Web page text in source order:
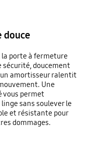
douce
la porte à fermeture
sécurité, doucement
amortisseur ralentit
Une
vous permet
sans soulever le
et résistante pour
dommages.